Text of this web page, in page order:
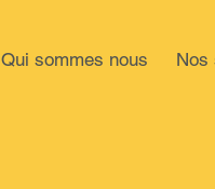
Qui sommes nous Nos